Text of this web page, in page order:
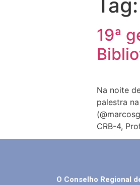
Tag:
19ª
Na noite
palestra
CRB-4,
O Conselho Regional